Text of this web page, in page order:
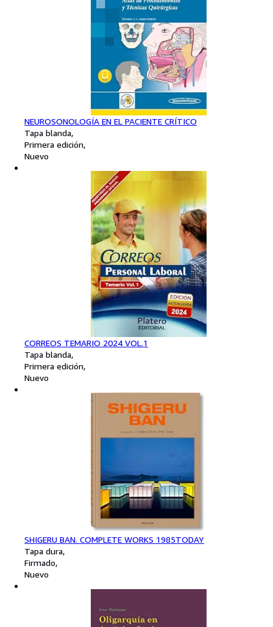
NEUROSONOLOGÍA EN EL PACIENTE CRÍTICO
Tapa blanda
Primera edición
Nuevo
CORREOS TEMARIO 2024 VOL.1
Tapa blanda
Primera edición
Nuevo
SHIGERU BAN. COMPLETE WORKS 1985TODAY
Tapa dura
Firmado
Nuevo